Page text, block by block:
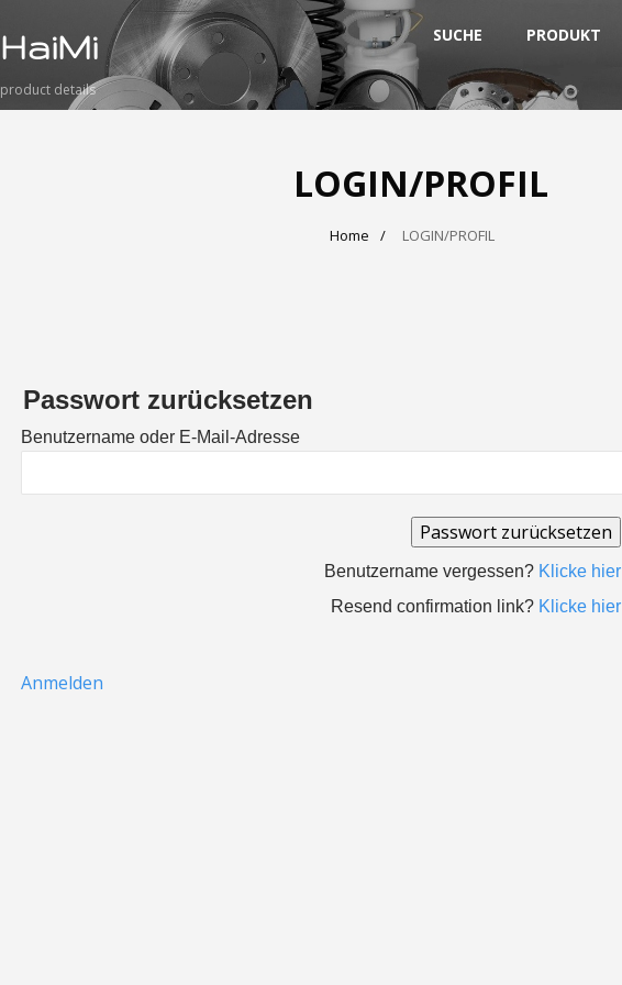
HaiMi
product details
SUCHE PRODUKT
LOGIN/PROFIL
Home LOGIN/PROFIL
Passwort zurücksetzen
Benutzername oder E-Mail-Adresse
Benutzername vergessen? Klicke hier
Resend confirmation link? Klicke hier
Anmelden